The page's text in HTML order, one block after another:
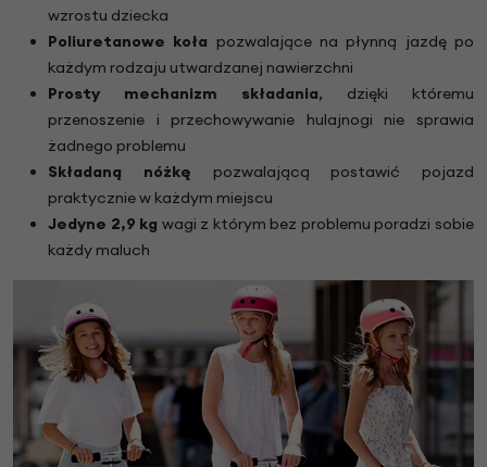
wzrostu dziecka
Poliuretanowe koła pozwalające na płynną jazdę po
każdym rodzaju utwardzanej nawierzchni
Prosty mechanizm składania, dzięki któremu
przenoszenie i przechowywanie hulajnogi nie sprawia
żadnego problemu
Składaną nóżkę pozwalającą postawić pojazd
praktycznie w każdym miejscu
Jedyne 2,9 kg wagi z którym bez problemu poradzi sobie
każdy maluch